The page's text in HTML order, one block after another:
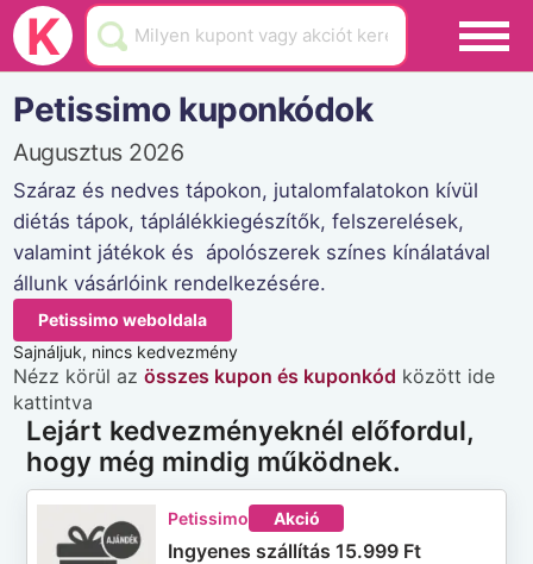
K
Black Friday
Hamarosan lejár
Üzletek
Blog
Akciók
Petissimo kuponkódok
Augusztus 2026
Száraz és nedves tápokon, jutalomfalatokon kívül
diétás tápok, táplálékkiegészítők, felszerelések,
valamint játékok és ápolószerek színes kínálatával
állunk vásárlóink rendelkezésére.
Petissimo weboldala
Sajnáljuk, nincs kedvezmény
Nézz körül azösszes kupon és kuponkód között ide
kattintva
Lejárt kedvezményeknél előfordul,
hogy még mindig működnek.
Petissimo Akció
Ingyenes szállítás 15.999 Ft